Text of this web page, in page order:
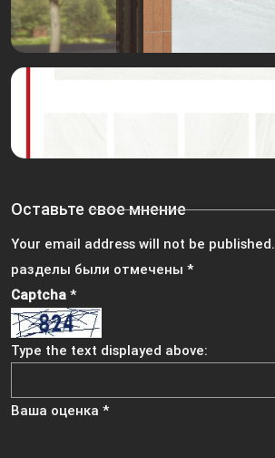
Оставьте свое мнение
Your email address will not be published.
разделы были отмечены *
Captcha *
Type the text displayed above:
Ваша оценка *